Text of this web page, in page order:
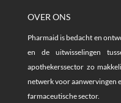
OVER ONS
Pharmaid is bedacht en
en de uitwisselingen
apothekerssector zo
netwerk voor aanwervingen
farmaceutische sector.